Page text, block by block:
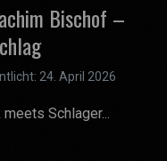
Bischof –
24. April 2026
Schlager...